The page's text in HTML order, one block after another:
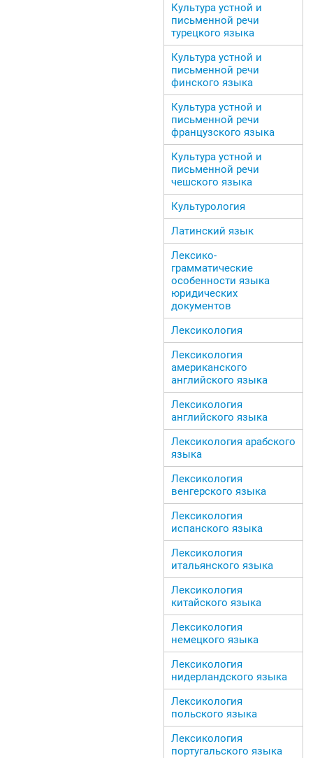
Культура устной и
письменной речи
турецкого языка
Культура устной и
письменной речи
финского языка
Культура устной и
письменной речи
французского языка
Культура устной и
письменной речи
чешского языка
Культурология
Латинский язык
Лексико-
грамматические
особенности языка
юридических
документов
Лексикология
Лексикология
американского
английского языка
Лексикология
английского языка
Лексикология арабского
языка
Лексикология
венгерского языка
Лексикология
испанского языка
Лексикология
итальянского языка
Лексикология
китайского языка
Лексикология
немецкого языка
Лексикология
нидерландского языка
Лексикология
польского языка
Лексикология
португальского языка